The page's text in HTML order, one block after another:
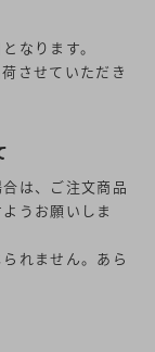
なります。
させていただき
は、ご注文商品
うお願いしま
れません。あら